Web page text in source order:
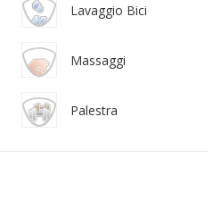
Lavaggio Bici
Massaggi
Palestra